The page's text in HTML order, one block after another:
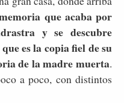
que acaba por
y se descubre
es la copia fiel de su
de la madre muerta.
a poco, con distintos